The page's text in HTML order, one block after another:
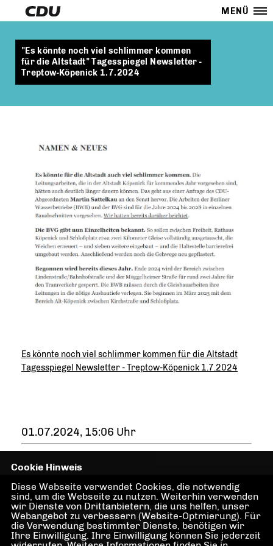
MENÜ
"Es könnte noch viel schlimmer kommen
für die Altstadt" Tagesspiegel Newsletter -
Treptow-Köpenick 1.7.2024
Es könnte noch viel schlimmer kommen für die Altstadt
Tagesspiegel Newsletter - Treptow-Köpenick 1.7.2024
01.07.2024, 15:06 Uhr
IMPRESSUM
Cookie Hinweis
Diese Webseite verwendet Cookies, die notwendig
sind, um die Webseite zu nutzen. Weiterhin verwenden
wir Dienste von Drittanbietern, die uns helfen, unser
Webangebot zu verbessern (Website-Optmierung). Für
die Verwendung bestimmter Dienste, benötigen wir
Ihre Einwilligung. Ihre Einwilligung können Sie jederzeit